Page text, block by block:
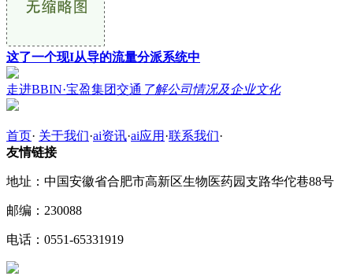
这了一个现I从导的流量分派系统中
走进BBIN·宝盈集团交通 了解公司情况及企业文化
首页· 关于我们·ai资讯·ai应用 ·联系我们·
友情链接
地址：中国安徽省合肥市高新区生物医药园支路华佗巷88号
邮编：230088
电话：0551-65331919